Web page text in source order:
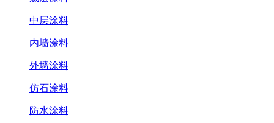
中层涂料
内墙涂料
外墙涂料
仿石涂料
防水涂料